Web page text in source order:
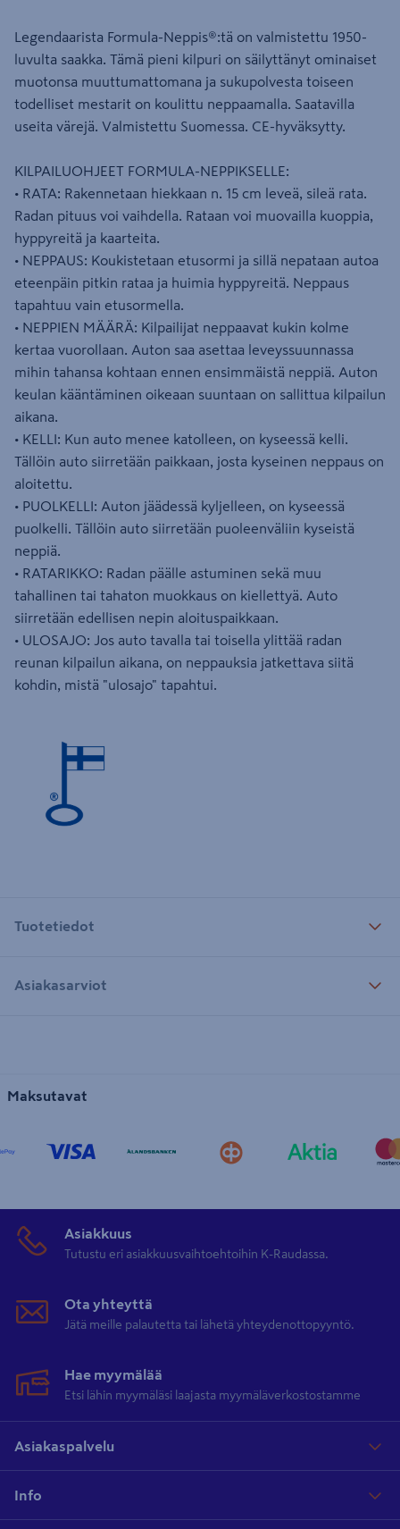
Legendaarista Formula-Neppis®:tä on valmistettu 1950-
luvulta saakka. Tämä pieni kilpuri on säilyttänyt ominaiset
muotonsa muuttumattomana ja sukupolvesta toiseen
todelliset mestarit on koulittu neppaamalla. Saatavilla
useita värejä. Valmistettu Suomessa. CE-hyväksytty.
KILPAILUOHJEET FORMULA-NEPPIKSELLE:
• RATA: Rakennetaan hiekkaan n. 15 cm leveä, sileä rata.
Radan pituus voi vaihdella. Rataan voi muovailla kuoppia,
hyppyreitä ja kaarteita.
• NEPPAUS: Koukistetaan etusormi ja sillä nepataan autoa
eteenpäin pitkin rataa ja huimia hyppyreitä. Neppaus
tapahtuu vain etusormella.
• NEPPIEN MÄÄRÄ: Kilpailijat neppaavat kukin kolme
kertaa vuorollaan. Auton saa asettaa leveyssuunnassa
mihin tahansa kohtaan ennen ensimmäistä neppiä. Auton
keulan kääntäminen oikeaan suuntaan on sallittua kilpailun
aikana.
• KELLI: Kun auto menee katolleen, on kyseessä kelli.
Tällöin auto siirretään paikkaan, josta kyseinen neppaus on
aloitettu.
• PUOLKELLI: Auton jäädessä kyljelleen, on kyseessä
puolkelli. Tällöin auto siirretään puoleenväliin kyseistä
neppiä.
• RATARIKKO: Radan päälle astuminen sekä muu
tahallinen tai tahaton muokkaus on kiellettyä. Auto
siirretään edellisen nepin aloituspaikkaan.
• ULOSAJO: Jos auto tavalla tai toisella ylittää radan
reunan kilpailun aikana, on neppauksia jatkettava siitä
kohdin, mistä "ulosajo" tapahtui.
Tuotetiedot
Asiakasarviot
Maksutavat
Asiakkuus
Tutustu eri asiakkuusvaihtoehtoihin K-Raudassa.
Ota yhteyttä
Jätä meille palautetta tai lähetä yhteydenottopyyntö.
Hae myymälää
Etsi lähin myymäläsi laajasta myymäläverkostostamme
Asiakaspalvelu
Info